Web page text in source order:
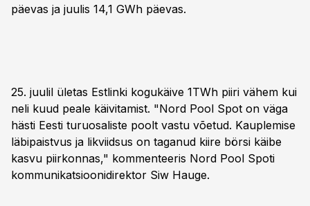
päevas ja juulis 14,1 GWh päevas.
25. juulil ületas Estlinki kogukäive 1TWh piiri vähem kui
neli kuud peale käivitamist. "Nord Pool Spot on väga
hästi Eesti turuosaliste poolt vastu võetud. Kauplemise
läbipaistvus ja likviidsus on taganud kiire börsi käibe
kasvu piirkonnas," kommenteeris Nord Pool Spoti
kommunikatsioonidirektor Siw Hauge.